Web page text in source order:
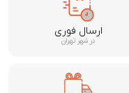
ارسال فوری
در شهر تهران